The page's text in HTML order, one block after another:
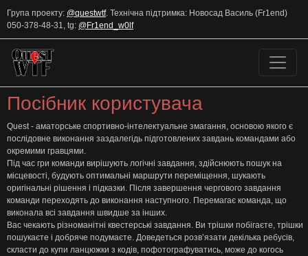
Група проекту: @questwtf. Технічна підтримка: Новосад Василь (Fr1end)
050-378-48-31, tg: @Fr1end_w0lf
Посібник користувача
Quest - аматорське спортивно-інтелектуальне змагання, основою якого є
послідовне виконання заздалегідь підготовлених завдань командами або
окремими гравцями.
Під час гри команди вирішують логічні завдання, здійснюють пошук на
місцевості, будують оптимальні маршрути переміщення, шукають
оригінальні рішення і підказки. Після завершення чергового завдання
команди переходять до виконання наступного. Перемагає команда, що
виконала всі завдання швидше за інших.
Вас чекають різноманітні квестерські завдання. Ви трішки побігаєте, трішки
пошукаєте і добряче подумаєте. Доведеться розв’язати декілька ребусів,
скласти до купи ланцюжки з кодів, пофотографуватись, може до когось